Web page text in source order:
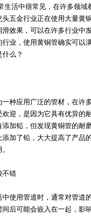
生活中很常见，在许多领域
头五金行业正在使用大量黄
滑效果，可以在许多行业中
业，使用黄铜管确实可以
么？
应用广泛的管材，在许
欢迎，是因为它具有优异的
加铅，但发现黄铜管的耐
添加了铅，大大提高了产品
错
用管道时，通常对管道
后可能会嵌入在一起，影